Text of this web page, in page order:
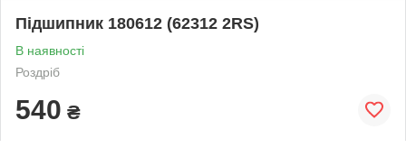
Підшипник 180612 (62312 2RS)
В наявності
Роздріб
540 ₴